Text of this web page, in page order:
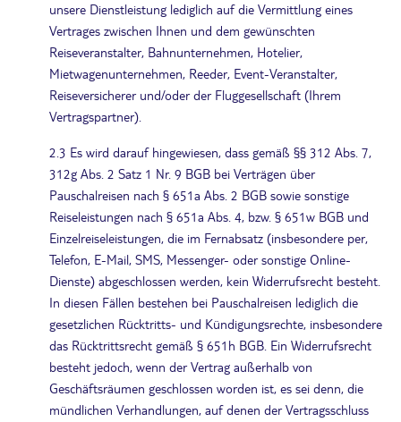
unsere Dienstleistung lediglich auf die Vermittlung eines
Vertrages zwischen Ihnen und dem gewünschten
Reiseveranstalter, Bahnunternehmen, Hotelier,
Mietwagenunternehmen, Reeder, Event-Veranstalter,
Reiseversicherer und/oder der Fluggesellschaft (Ihrem
Vertragspartner).
2.3 Es wird darauf hingewiesen, dass gemäß §§ 312 Abs. 7,
312g Abs. 2 Satz 1 Nr. 9 BGB bei Verträgen über
Pauschalreisen nach § 651a Abs. 2 BGB sowie sonstige
Reiseleistungen nach § 651a Abs. 4, bzw. § 651w BGB und
Einzelreiseleistungen, die im Fernabsatz (insbesondere per,
Telefon, E-Mail, SMS, Messenger- oder sonstige Online-
Dienste) abgeschlossen werden, kein Widerrufsrecht besteht.
In diesen Fällen bestehen bei Pauschalreisen lediglich die
gesetzlichen Rücktritts- und Kündigungsrechte, insbesondere
das Rücktrittsrecht gemäß § 651h BGB. Ein Widerrufsrecht
besteht jedoch, wenn der Vertrag außerhalb von
Geschäftsräumen geschlossen worden ist, es sei denn, die
mündlichen Verhandlungen, auf denen der Vertragsschluss